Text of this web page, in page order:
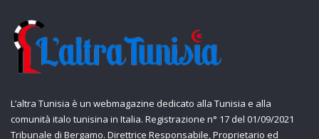
L’altra Tunisia è un webmagazine dedicato alla Tunisia e alla
comunità italo tunisina in Italia. Registrazione n° 17 del 01/09/2021
Tribunale di Bergamo. Direttrice Responsabile, Proprietario ed